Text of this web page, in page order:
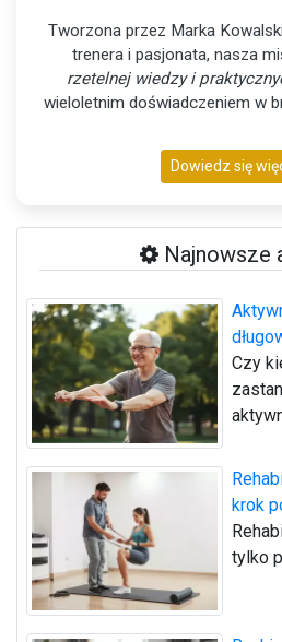
Tworzona przez Marka
trenera i pasjonata, nasza
rzetelnej wiedzy i
wieloletnim doświadczeniem w
Dowiedz się
Najnowsze
Czy
krok
tylko